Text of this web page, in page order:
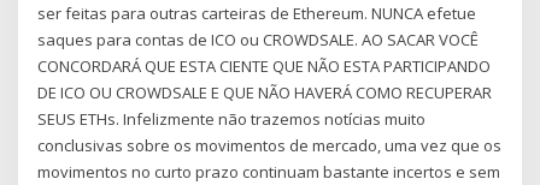
ser feitas para outras carteiras de Ethereum. NUNCA efetue
saques para contas de ICO ou CROWDSALE. AO SACAR VOCÊ
CONCORDARÁ QUE ESTA CIENTE QUE NÃO ESTA PARTICIPANDO
DE ICO OU CROWDSALE E QUE NÃO HAVERÁ COMO RECUPERAR
SEUS ETHs. Infelizmente não trazemos notícias muito
conclusivas sobre os movimentos de mercado, uma vez que os
movimentos no curto prazo continuam bastante incertos e sem